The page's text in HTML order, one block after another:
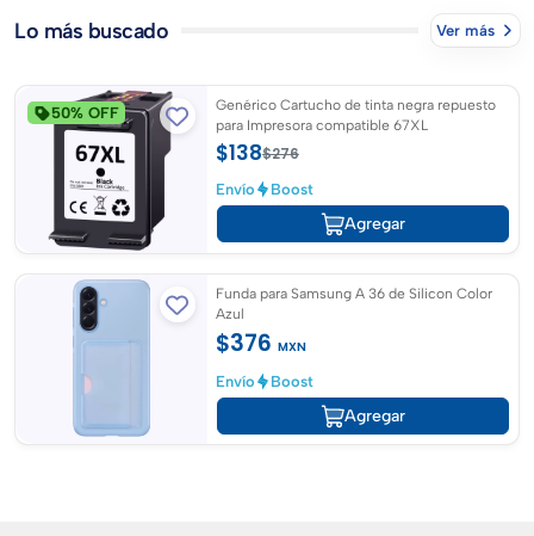
Lo más buscado Ver más
50% OFF
Genérico Cartucho de tinta negra repuesto
para Impresora compatible 67XL
$138$276
Envío Boost
Agregar
Funda para Samsung A 36 de Silicon Color
Azul
$376 MXN
Envío
Boost
Agregar